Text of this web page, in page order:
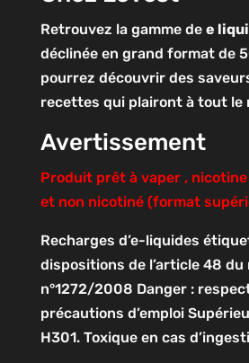
Retrouvez la gamme de e
déclinée en grand format de
pourrez découvrir des
recettes qui plairont à tout le
Avertissement
Produit prêt à vaper ,
et non nicotiné (format
Recharges d’e-liquides
dispositions de l’article 48 du
n°1272/2008 Danger :
précautions d’emploi
H301. Toxique en cas